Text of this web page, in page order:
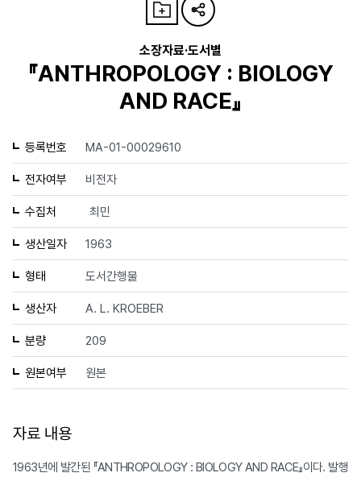
소장자료·도서별
『ANTHROPOLOGY : BIOLOGY
AND RACE』
등록번호 MA-01-00029610
전자여부 비전자
수집처 최민
생산일자 1963
형태 도서간행물
생산자 A. L. KROEBER
분량 209
원본여부 원본
자료 내용
1963년에 발간된 『ANTHROPOLOGY : BIOLOGY AND RACE』이다. 발행